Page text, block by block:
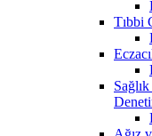
Tıbbi